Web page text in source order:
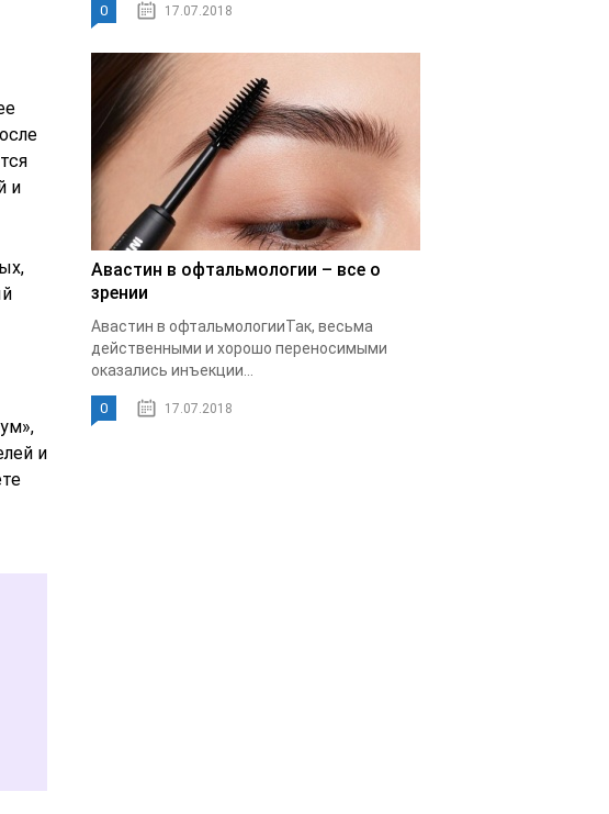
и
и
0 17.07.2018
Авастин в офтальмологии – все о
зрении
Авастин в офтальмологииТак, весьма
действенными и хорошо переносимыми
оказались инъекции...
0 17.07.2018